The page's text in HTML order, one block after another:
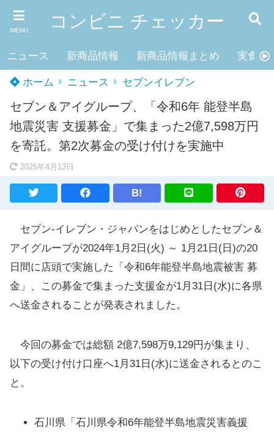
MENU コンビニ チェッカー
ニュース 新商品情報 新商品情報まとめ 実食レ
ホーム ニュース セブンイレブン
セブン＆アイグループ、「令和6年 能登半島
地震災害 支援募金」で集まった2億7,598万円
を寄託。第2次募金の受け付けを実施中
2026年4月13日
B!
セブン-イレブン・ジャパンをはじめとしたセブン＆
アイグループが2024年1月2日(火) ～ 1月21日(日)の20
日間に店頭で実施した「令和6年能登半島地震被害 募
金」、この募金で集まった支援金が1月31日(水)に各県
へ送金されることが発表されました。
今回の募金では総額 2億7,598万9,129円が集まり、
以下の受け付け口座へ1月31日(水)に送金されるとのこ
と。
石川県「石川県令和6年能登半島地震災害義援